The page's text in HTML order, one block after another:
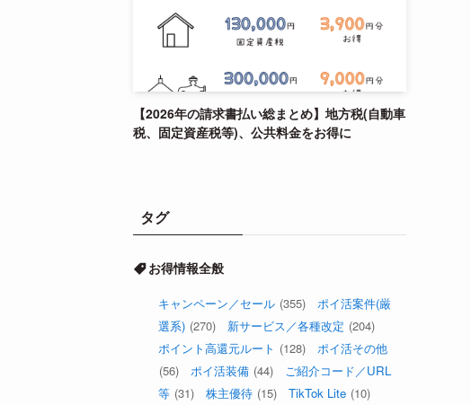
【2026年の請求書払い総まとめ】地方税(自動車
税、固定資産税等)、公共料金をお得に
タグ
お得情報全般
キャンペーン／セール (355)
ポイ活案件(厳
選系) (270) 新サービス／各種改定 (204)
ポイント高還元ルート (128)
ポイ活その他
(56)
ポイ活装備 (44)
ご紹介コード／URL
等 (31) 株主優待 (15) TikTok Lite (10)